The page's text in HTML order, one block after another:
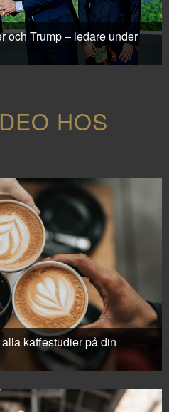
och Trump – ledare under
HOS
kaffestudier på din